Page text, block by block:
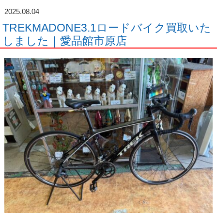
2025.08.04
TREKMADONE3.1ロードバイク買取いた
しました｜愛品館市原店